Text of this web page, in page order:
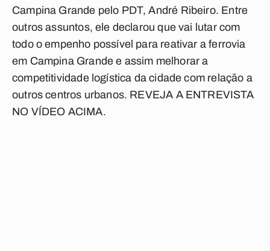
Campina Grande pelo PDT, André Ribeiro. Entre
outros assuntos, ele declarou que vai lutar com
todo o empenho possível para reativar a ferrovia
em Campina Grande e assim melhorar a
competitividade logística da cidade com relação a
outros centros urbanos. REVEJA A ENTREVISTA
NO VÍDEO ACIMA.